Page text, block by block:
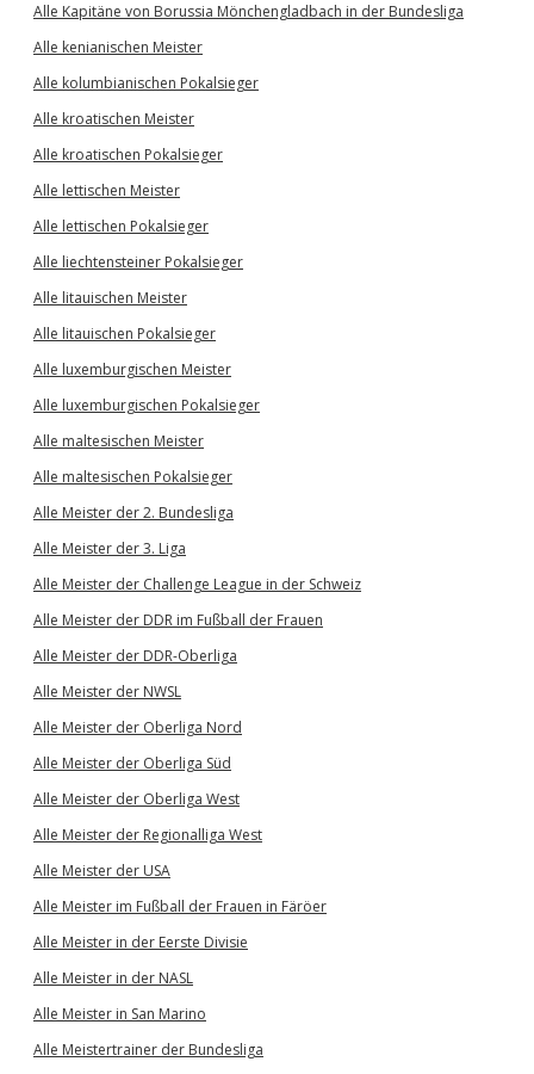
Alle Kapitäne von Borussia Mönchengladbach in der Bundesliga
Alle kenianischen Meister
Alle kolumbianischen Pokalsieger
Alle kroatischen Meister
Alle kroatischen Pokalsieger
Alle lettischen Meister
Alle lettischen Pokalsieger
Alle liechtensteiner Pokalsieger
Alle litauischen Meister
Alle litauischen Pokalsieger
Alle luxemburgischen Meister
Alle luxemburgischen Pokalsieger
Alle maltesischen Meister
Alle maltesischen Pokalsieger
Alle Meister der 2. Bundesliga
Alle Meister der 3. Liga
Alle Meister der Challenge League in der Schweiz
Alle Meister der DDR im Fußball der Frauen
Alle Meister der DDR-Oberliga
Alle Meister der NWSL
Alle Meister der Oberliga Nord
Alle Meister der Oberliga Süd
Alle Meister der Oberliga West
Alle Meister der Regionalliga West
Alle Meister der USA
Alle Meister im Fußball der Frauen in Färöer
Alle Meister in der Eerste Divisie
Alle Meister in der NASL
Alle Meister in San Marino
Alle Meistertrainer der Bundesliga